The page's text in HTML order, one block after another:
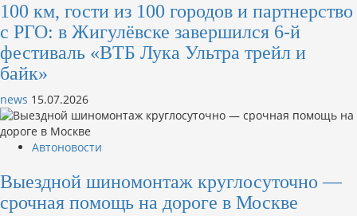
100 км, гости из 100 городов и партнерство
с РГО: в Жигулёвске завершился 6-й
фестиваль «ВТБ Лука Ультра трейл и
байк»
news 15.07.2026
Автоновости
Выездной шиномонтаж круглосуточно —
срочная помощь на дороге в Москве